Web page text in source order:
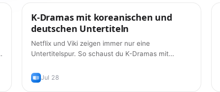
Tipps
K-Dramas mit koreanischen und
deutschen Untertiteln
Netflix und Viki zeigen immer nur eine
Untertitelspur. So schaust du K-Dramas mit
zusammen — kostenlos, 2026.
Jul 28